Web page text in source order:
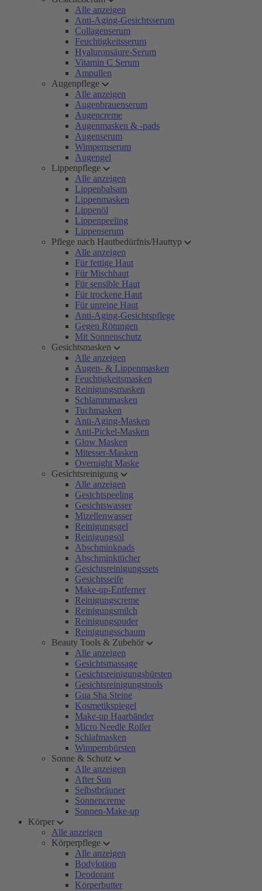
Alle anzeigen
Anti-Aging-Gesichtsserum
Collagenserum
Feuchtigkeitsserum
Hyaluronsäure-Serum
Vitamin C Serum
Ampullen
Augenpflege
Alle anzeigen
Augenbrauenserum
Augencreme
Augenmasken & -pads
Augenserum
Wimpernserum
Augengel
Lippenpflege
Alle anzeigen
Lippenbalsam
Lippenmasken
Lippenöl
Lippenpeeling
Lippenserum
Pflege nach Hautbedürfnis/Hauttyp
Alle anzeigen
Für fettige Haut
Für Mischhaut
Für sensible Haut
Für trockene Haut
Für unreine Haut
Anti-Aging-Gesichtspflege
Gegen Rötungen
Mit Sonnenschutz
Gesichtsmasken
Alle anzeigen
Augen- & Lippenmasken
Feuchtigkeitsmasken
Reinigungsmasken
Schlammmasken
Tuchmasken
Anti-Aging-Masken
Anti-Pickel-Masken
Glow Masken
Mitesser-Masken
Overnight Maske
Gesichtsreinigung
Alle anzeigen
Gesichtspeeling
Gesichtswasser
Mizellenwasser
Reinigungsgel
Reinigungsöl
Abschminkpads
Abschminktücher
Gesichtsreinigungssets
Gesichtsseife
Make-up-Entferner
Reinigungscreme
Reinigungsmilch
Reinigungspuder
Reinigungsschaum
Beauty Tools & Zubehör
Alle anzeigen
Gesichtsmassage
Gesichtsreinigungsbürsten
Gesichtsreinigungstools
Gua Sha Steine
Kosmetikspiegel
Make-up Haarbänder
Micro Needle Roller
Schlafmasken
Wimpernbürsten
Sonne & Schutz
Alle anzeigen
After Sun
Selbstbräuner
Sonnencreme
Sonnen-Make-up
Körper
Alle anzeigen
Körperpflege
Alle anzeigen
Bodylotion
Deodorant
Körperbutter